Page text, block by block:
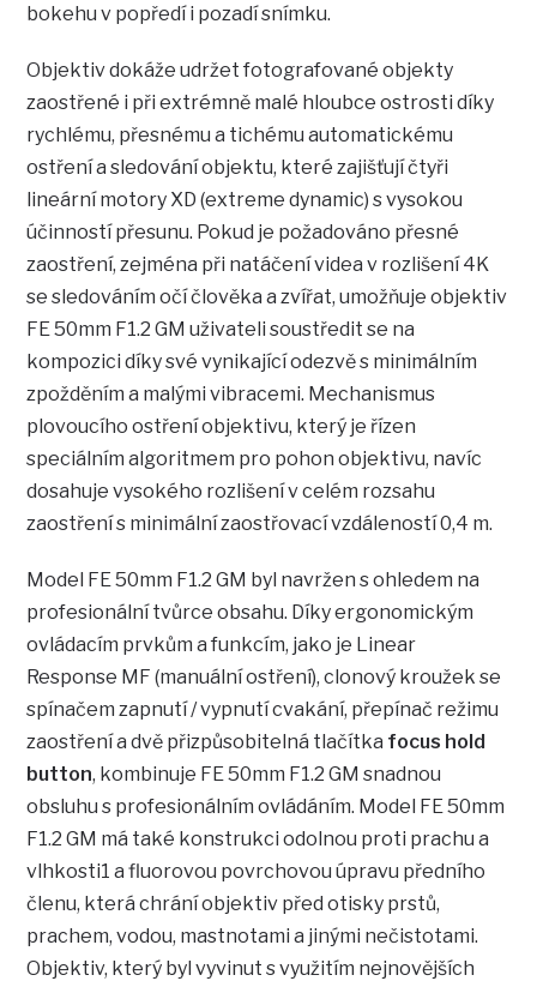
bokehu v popředí i pozadí snímku.
Objektiv dokáže udržet fotografované objekty
zaostřené i při extrémně malé hloubce ostrosti díky
rychlému, přesnému a tichému automatickému
ostření a sledování objektu, které zajišťují čtyři
lineární motory XD (extreme dynamic) s vysokou
účinností přesunu. Pokud je požadováno přesné
zaostření, zejména při natáčení videa v rozlišení 4K
se sledováním očí člověka a zvířat, umožňuje objektiv
FE 50mm F1.2 GM uživateli soustředit se na
kompozici díky své vynikající odezvě s minimálním
zpožděním a malými vibracemi. Mechanismus
plovoucího ostření objektivu, který je řízen
speciálním algoritmem pro pohon objektivu, navíc
dosahuje vysokého rozlišení v celém rozsahu
zaostření s minimální zaostřovací vzdáleností 0,4 m.
Model FE 50mm F1.2 GM byl navržen s ohledem na
profesionální tvůrce obsahu. Díky ergonomickým
ovládacím prvkům a funkcím, jako je Linear
Response MF (manuální ostření), clonový kroužek se
spínačem zapnutí / vypnutí cvakání, přepínač režimu
zaostření a dvě přizpůsobitelná tlačítka focus hold
button, kombinuje FE 50mm F1.2 GM snadnou
obsluhu s profesionálním ovládáním. Model FE 50mm
F1.2 GM má také konstrukci odolnou proti prachu a
vlhkosti1 a fluorovou povrchovou úpravu předního
členu, která chrání objektiv před otisky prstů,
prachem, vodou, mastnotami a jinými nečistotami.
Objektiv, který byl vyvinut s využitím nejnovějších